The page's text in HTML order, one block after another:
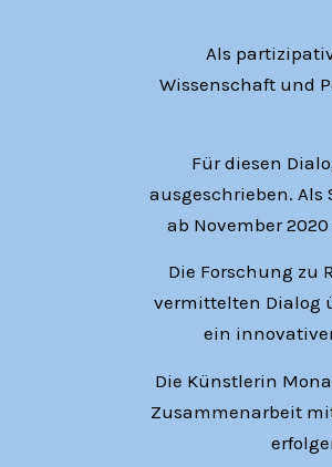
Als
Wissenschaft und
Für diesen
ausgeschrieben. Als
ab November
Die Forschung zu
vermittelten Dialog
ein
Die Künstlerin
Zusammenarbeit